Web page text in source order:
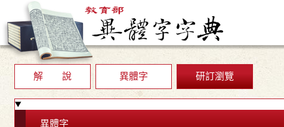
解 說 異體字 研訂瀏覽
異體字